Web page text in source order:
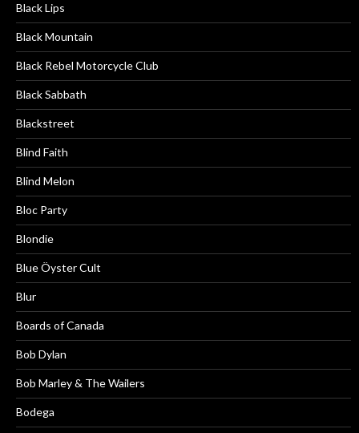
Black Lips
Black Mountain
Black Rebel Motorcycle Club
Black Sabbath
Blackstreet
Blind Faith
Blind Melon
Bloc Party
Blondie
Blue Öyster Cult
Blur
Boards of Canada
Bob Dylan
Bob Marley & The Wailers
Bodega